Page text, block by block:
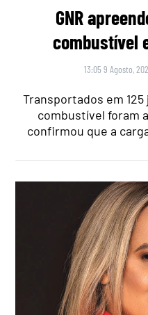
GNR
combustível
13:05 9 Agosto,
Transportados em
combustível foram
confirmou que a